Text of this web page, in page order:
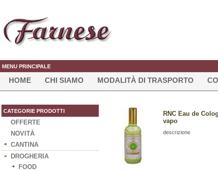
MENU PRINCIPALE
HOME CHI SIAMO MODALITÀ DI TRASPORTO
CATEGORIE PRODOTTI
OFFERTE
NOVITÀ
CANTINA
DROGHERIA
FOOD
RNC Eau de
vapo
descrizione